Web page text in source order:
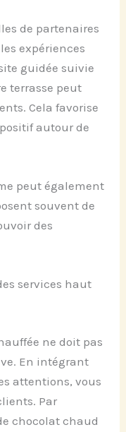
de partenaires
expériences
guidée suivie
terrasse peut
Cela favorise
autour de
peut également
souvent de
des
services haut
ne doit pas
En intégrant
attentions, vous
Par
chocolat chaud